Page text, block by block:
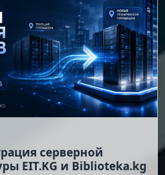
серверной
EIT.KG и Biblioteka.kg